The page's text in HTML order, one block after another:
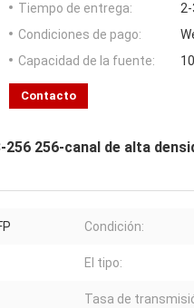
Tiempo de entrega:
Condiciones de pago:
Capacidad de la fuente:
Contacto
256-canal de alta
Condición:
El tipo:
Tasa de